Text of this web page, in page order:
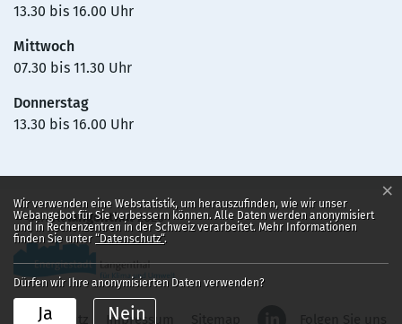
13.30 bis 16.00 Uhr
Mittwoch
07.30 bis 11.30 Uhr
Donnerstag
13.30 bis 16.00 Uhr
© schulelangenthal 2026
Toolbar
Datenschutz Impressum
Webstatistik
Wir verwenden eine Webstatistik, um herauszufinden, wie wir unser
Webangebot für Sie verbessern können. Alle Daten werden anonymisiert
und in Rechenzentren in der Schweiz verarbeitet. Mehr Informationen
finden Sie unter “Datenschutz“.
Dürfen wir Ihre anonymisierten Daten verwenden?
Ja Nein
×